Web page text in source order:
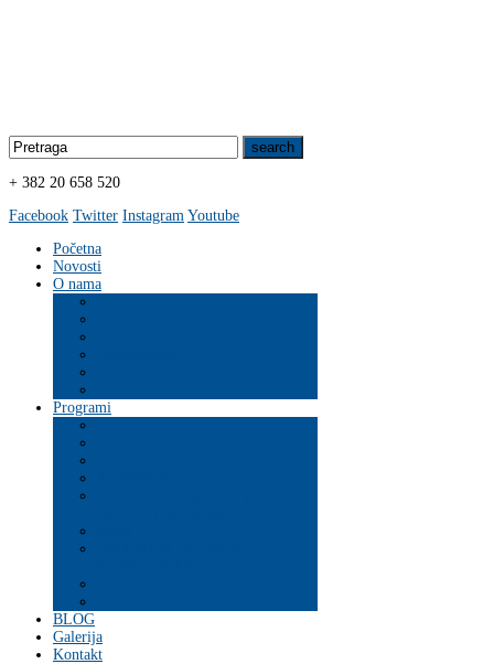
+ 382 20 658 520
Facebook Twitter Instagram Youtube
Početna
Novosti
O nama
Programi
BLOG
Galerija
Kontakt